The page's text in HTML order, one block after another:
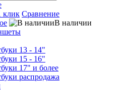
клик Сравнение
В наличии
13 - 14"
15 - 16"
17" и более
распродажа